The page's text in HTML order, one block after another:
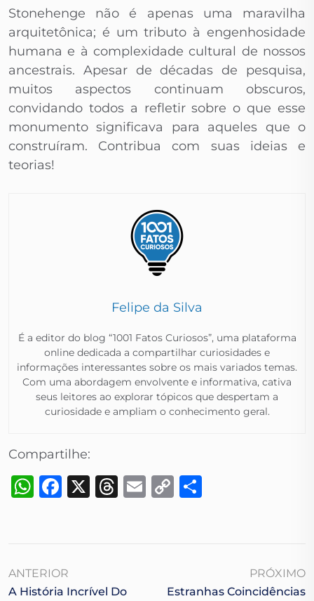
Stonehenge não é apenas uma maravilha
arquitetônica; é um tributo à engenhosidade
humana e à complexidade cultural de nossos
ancestrais. Apesar de décadas de pesquisa,
muitos aspectos continuam obscuros,
convidando todos a refletir sobre o que esse
monumento significava para aqueles que o
construíram. Contribua com suas ideias e
teorias!
Felipe da Silva
É a editor do blog “1001 Fatos Curiosos”, uma plataforma
online dedicada a compartilhar curiosidades e
informações interessantes sobre os mais variados temas.
Com uma abordagem envolvente e informativa, cativa
seus leitores ao explorar tópicos que despertam a
curiosidade e ampliam o conhecimento geral.​
Compartilhe:
WhatsApp
Facebook
X Threads
Email
Copy
ANTERIOR
A História Incrível Do
PRÓXIMO
Estranhas Coincidências